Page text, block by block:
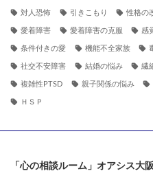
対人恐怖 引きこもり 性格の
愛着障害 愛着障害の克服 感
条件付きの愛 機能不全家族
社交不安障害 結婚の悩み 繊
複雑性PTSD 親子関係の悩み
ＨＳＰ
「心の相談ルーム」オアシス大